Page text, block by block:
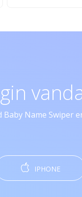
Baby Name Swiper
IPHONE